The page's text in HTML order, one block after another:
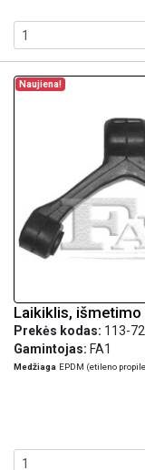
Naujiena!
Laikiklis,
Prekės kodas: 113-
Gamintojas: FA1
Medžiaga EPDM (etileno